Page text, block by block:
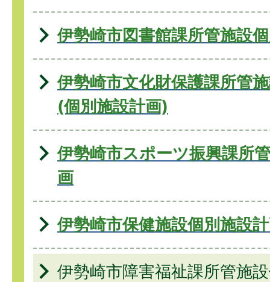
伊勢崎市図書館課所管施設
伊勢崎市文化財保護課所管
(個別施設計画)
伊勢崎市スポーツ振興課所
画
伊勢崎市保健施設個別施設
伊勢崎市障害福祉課所管施